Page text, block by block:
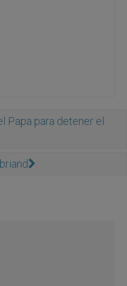
Papa para detener el